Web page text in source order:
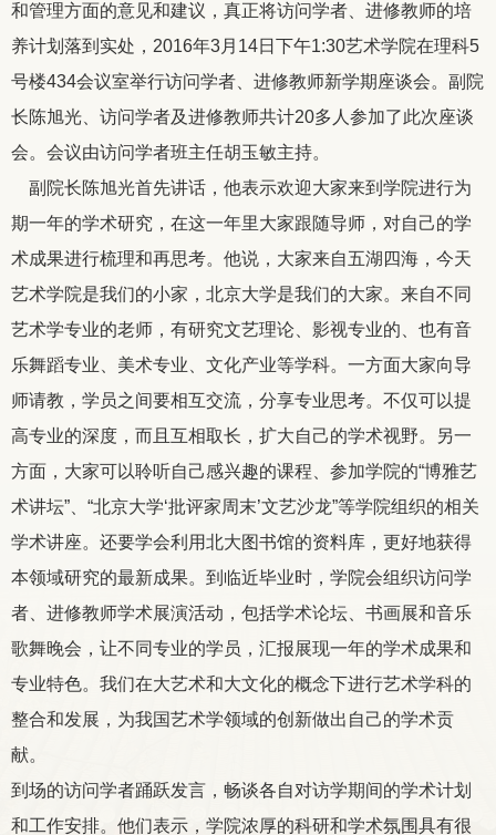
和管理方面的意见和建议，真正将访问学者、进修教师的培
养计划落到实处，2016年3月14日下午1:30艺术学院在理科5
号楼434会议室举行访问学者、进修教师新学期座谈会。副院
长陈旭光、访问学者及进修教师共计20多人参加了此次座谈
会。会议由访问学者班主任胡玉敏主持。
副院长陈旭光首先讲话，他表示欢迎大家来到学院进行为
期一年的学术研究，在这一年里大家跟随导师，对自己的学
术成果进行梳理和再思考。他说，大家来自五湖四海，今天
艺术学院是我们的小家，北京大学是我们的大家。来自不同
艺术学专业的老师，有研究文艺理论、影视专业的、也有音
乐舞蹈专业、美术专业、文化产业等学科。一方面大家向导
师请教，学员之间要相互交流，分享专业思考。不仅可以提
高专业的深度，而且互相取长，扩大自己的学术视野。另一
方面，大家可以聆听自己感兴趣的课程、参加学院的“博雅艺
术讲坛”、“北京大学‘批评家周末’文艺沙龙”等学院组织的相关
学术讲座。还要学会利用北大图书馆的资料库，更好地获得
本领域研究的最新成果。到临近毕业时，学院会组织访问学
者、进修教师学术展演活动，包括学术论坛、书画展和音乐
歌舞晚会，让不同专业的学员，汇报展现一年的学术成果和
专业特色。我们在大艺术和大文化的概念下进行艺术学科的
整合和发展，为我国艺术学领域的创新做出自己的学术贡
献。
到场的访问学者踊跃发言，畅谈各自对访学期间的学术计划
和工作安排。他们表示，学院浓厚的科研和学术氛围具有很